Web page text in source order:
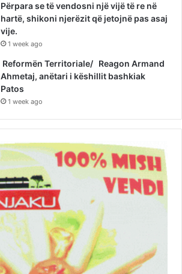
Përpara se të vendosni një vijë të re në
hartë, shikoni njerëzit që jetojnë pas asaj
vije.
1 week ago
Reformën Territoriale/ Reagon Armand
Ahmetaj, anëtari i këshillit bashkiak
Patos
1 week ago